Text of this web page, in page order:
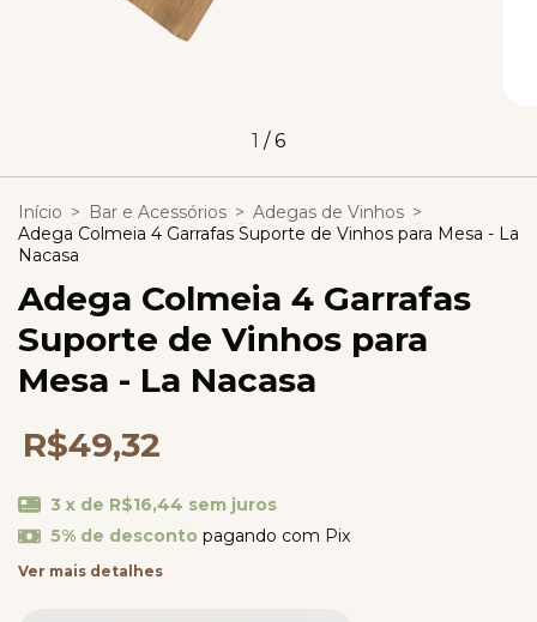
1 /6
Início > Bar e Acessórios > Adegas de Vinhos >
Adega Colmeia 4 Garrafas Suporte de Vinhos para Mesa - La
Nacasa
Adega Colmeia 4 Garrafas
Suporte de Vinhos para
Mesa - La Nacasa
R$49,32
3 x de R$16,44 sem juros
5% de desconto pagando com Pix
Ver mais detalhes